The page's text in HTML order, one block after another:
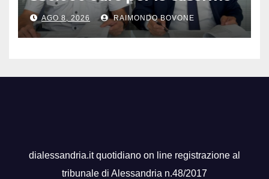
della Guardia di Finanza
AGO 8, 2026 RAIMONDO BOVONE
dialessandria.it quotidiano on line registrazione al
tribunale di Alessandria n.48/2017